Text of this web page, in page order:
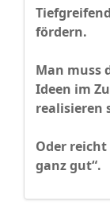
fördern.
Man muss
Ideen im
realisieren
Oder reicht
ganz gut“.